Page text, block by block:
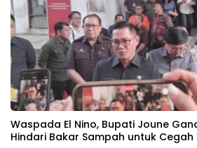
Waspada El Nino, Bupati Joune
Hindari Bakar Sampah untuk